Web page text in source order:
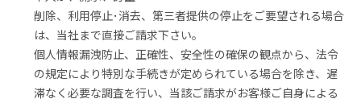
削除、利用停止･消去、第三者提供の停止をご要望される場合
は、当社まで直接ご請求下さい。
個人情報漏洩防止、正確性、安全性の確保の観点から、法令
の規定により特別な手続きが定められている場合を除き、遅
滞なく必要な調査を行い、当該ご請求がお客様ご自身による